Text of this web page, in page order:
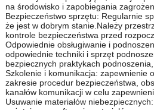
na środowisko i zapobiegania
Bezpieczeństwo sprzętu: Regularnie
że jest w dobrym stanie.Należy
kontrole bezpieczeństwa przed
Odpowiednie obsługiwanie i
odpowiednie techniki i sprzęt
bezpiecznych praktykach
Szkolenie i komunikacja: zapewnienie
zakresie procedur bezpieczeństwa,
kanałów komunikacji w celu
Usuwanie materiałów